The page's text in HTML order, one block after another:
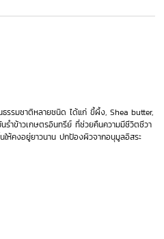
รรมชาติหลายชนิด ได้แก่ ขี้ผึ้ง, Shea butter,
รำข้าวเกษตรอินทรีย์ ที่ช่วยคืนความมีชีวิตชีวา
ห้คงอยู่ยาวนาน ปกป้องผิวจากอนุมูลอิสระ